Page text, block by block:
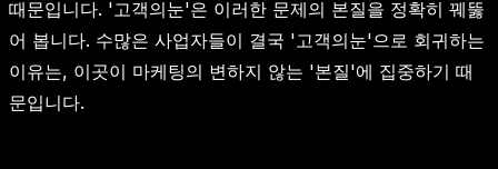
때문입니다. '고객의눈'은 이러한 문제의 본질을 정확히 꿰뚫
어 봅니다. 수많은 사업자들이 결국 '고객의눈'으로 회귀하는
이유는, 이곳이 마케팅의 변하지 않는 '본질'에 집중하기 때
문입니다.